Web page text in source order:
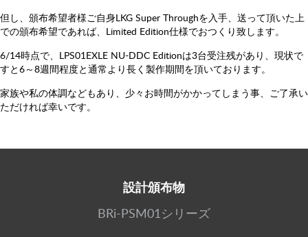
但し、頒布希望者様ご自身LKG Super Throughを入手、送って頂いた上
での頒布希望であれば、Limited Edition仕様でおつくり致します。
6/14時点で、LPS01EXLE NU-DDC Editionは3台受注残があり、現状で
すと6～8週間程度と通常より長く製作期間を頂いております。
家族や私の体調などもあり、少々お時間がかかってしまう事、ご了承い
ただければ幸いです。
設計頒布物
BRi-PSM01シリーズ